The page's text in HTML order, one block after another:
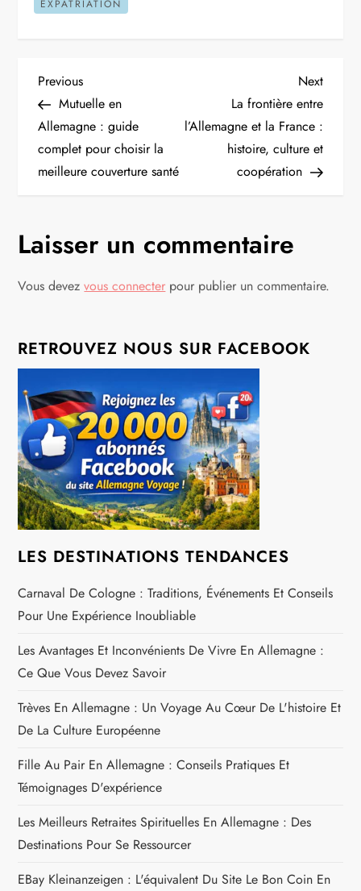
EXPATRIATION
N
a
v
g
a
i
o
n
d
e
l
’
a
r
i
c
l
e
Previous
Post
Previous
Mutuelle en
Allemagne : guide
complet pour choisir la
meilleure couverture santé
Next
Post
Next
La frontière entre
l’Allemagne et la France :
histoire, culture et
coopération
Laisser un commentaire
Vous devezvous connecter pour publier un commentaire.
RETROUVEZ NOUS SUR FACEBOOK
LES DESTINATIONS TENDANCES
Carnaval De Cologne : Traditions, Événements Et Conseils
Pour Une Expérience Inoubliable
Les Avantages Et Inconvénients De Vivre En Allemagne :
Ce Que Vous Devez Savoir
Trèves En Allemagne : Un Voyage Au Cœur De L'histoire Et
De La Culture Européenne
Fille Au Pair En Allemagne : Conseils Pratiques Et
Témoignages D'expérience
Les Meilleurs Retraites Spirituelles En Allemagne : Des
Destinations Pour Se Ressourcer
EBay Kleinanzeigen : L'équivalent Du Site Le Bon Coin En